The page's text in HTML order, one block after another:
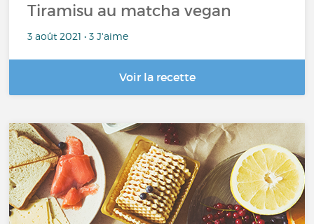
Tiramisu au matcha vegan
3 août 2021 • 3 J'aime
Voir la recette